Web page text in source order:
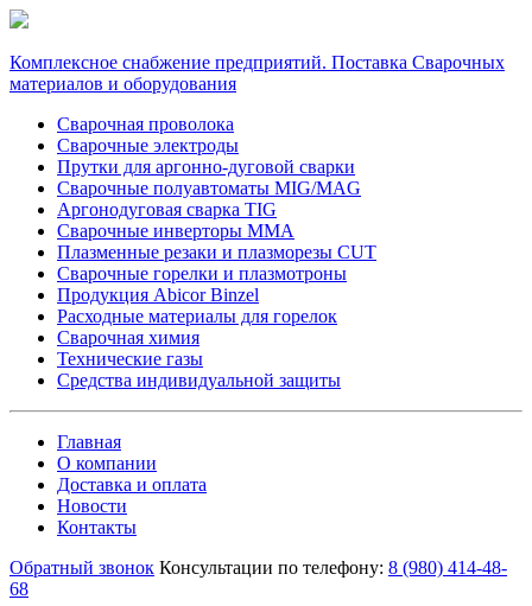
Комплексное снабжение предприятий. Поставка Сварочных
материалов и оборудования
Сварочная проволока
Сварочные электроды
Прутки для аргонно-дуговой сварки
Сварочные полуавтоматы MIG/MAG
Аргонодуговая сварка TIG
Сварочные инверторы MMA
Плазменные резаки и плазморезы CUT
Сварочные горелки и плазмотроны
Продукция Abicor Binzel
Расходные материалы для горелок
Сварочная химия
Технические газы
Средства индивидуальной защиты
Главная
О компании
Доставка и оплата
Новости
Контакты
Обратный звонок Консультации по телефону: 8 (980) 414-48-
68